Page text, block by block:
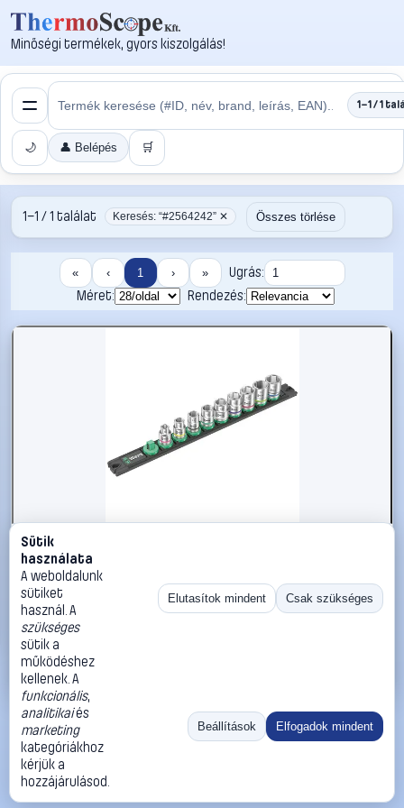
Minőségi termékek, gyors kiszolgálás!
1–1 / 1
🌙 👤 Belépés 🛒
1–1 / 1 találat Keresés: “#2564242” ✕ Összes törlése
« ‹ 1 › »
Ugrás:
Méret:
Rendezés:
#2564242
Wera B 4 Zyklop Dugókulcs készlet Collos 3/8 9 részes
05005430001
Wera Dugókulcs készletek
27 990 Ft
Kosárba
«
Ugrás:
Méret:
Rendezés:
©2026
ThermoScope
ÁSZF
Cégbemutató
Sütik
használata
A weboldalunk
sütiket
használ. A
szükséges
sütik a
működéshez
kellenek. A
funkcionális,
analitikaiés
marketing
kategóriákhoz
kérjük a
hozzájárulásod.
Elutasítok mindent Csak szükséges
Beállítások Elfogadok mindent